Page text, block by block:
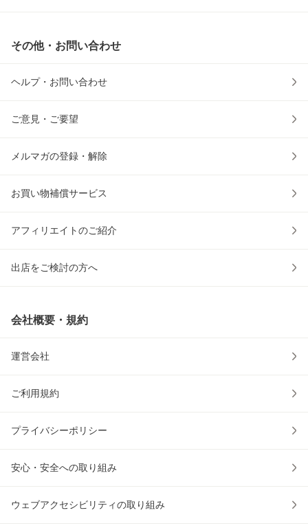
その他・お問い合わせ
ヘルプ・お問い合わせ
ご意見・ご要望
メルマガの登録・解除
お買い物補償サービス
アフィリエイトのご紹介
出店をご検討の方へ
会社概要・規約
運営会社
ご利用規約
プライバシーポリシー
安心・安全への取り組み
ウェブアクセシビリティの取り組み